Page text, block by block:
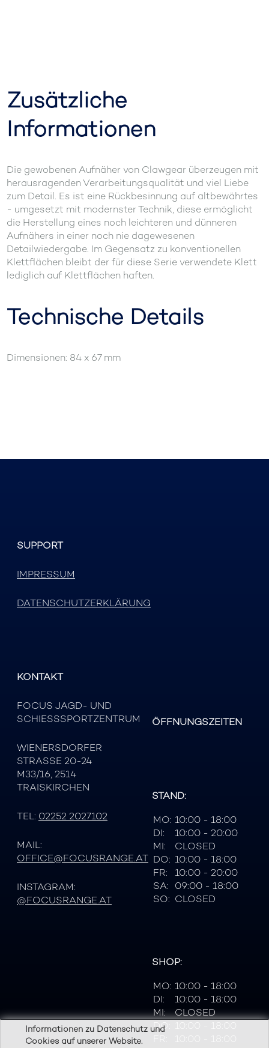
Informationen zu Datenschutz und
Cookies auf unserer Website.
Zusätzliche
Informationen
Die gewobenen Aufnäher von Clawgear überzeugen mit
herausragenden Verarbeitungsqualität und viel Liebe
zum Detail. Es ist eine Rückbesinnung auf altbewährtes
- umgesetzt mit modernster Technik, diese ermöglicht
die Herstellung eines noch leichteren und dünneren
Aufnähers in einer noch nie dagewesenen
Detailwiedergabe. Im Gegensatz zu konventionellen
Klettflächen bleibt der für diese Serie verwendete Klett
lediglich auf Klettflächen haften.
Technische Details
Dimensionen: 84 x 67 mm
SUPPORT
IMPRESSUM
DATENSCHUTZERKLÄRUNG
KONTAKT
FOCUS JAGD- UND
SCHIESSSPORTZENTRUM
WIENERSDORFER
STRASSE 20-24
M33/16, 2514
TRAISKIRCHEN
TEL: 02252 2027102
MAIL:
OFFICE@FOCUSRANGE.AT
INSTAGRAM:
@FOCUSRANGE.AT
ÖFFNUNGSZEITEN
STAND:
MO: 10:00 - 18:00
DI:
10:00 - 20:00
MI:
CLOSED
DO: 10:00 - 18:00
FR:
10:00 - 20:00
SA: 09:00 - 18:00
SO: CLOSED
SHOP:
MO: 10:00 - 18:00
DI:
10:00 - 18:00
MI:
CLOSED
DO: